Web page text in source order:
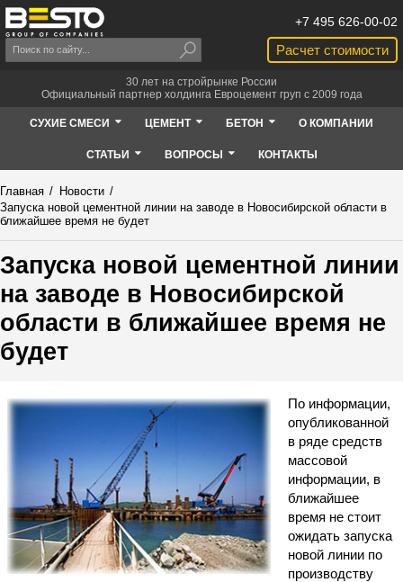
Расчет стоимости
+7 495 626-00-02
30 лет на стройрынке России
Официальный партнер холдинга Евроцемент груп с 2009 года
СУХИЕ СМЕСИ ЦЕМЕНТ БЕТОН О КОМПАНИИ
СТАТЬИ ВОПРОСЫ КОНТАКТЫ
Главная / Новости /
Запуска новой цементной линии на заводе в Новосибирской области в
ближайшее время не будет
Запуска новой цементной линии
на заводе в Новосибирской
области в ближайшее время не
будет
По информации,
опубликованной
в ряде средств
массовой
информации, в
ближайшее
время не стоит
ожидать запуска
новой линии по
производству